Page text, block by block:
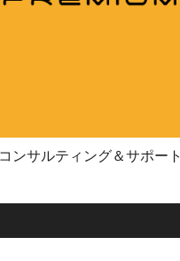
ンサルティング＆サポート